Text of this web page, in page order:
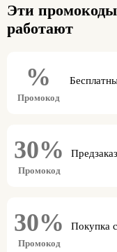
Эти
работают
%
Промокод
30%
Промокод
30%
Промокод
Покупка